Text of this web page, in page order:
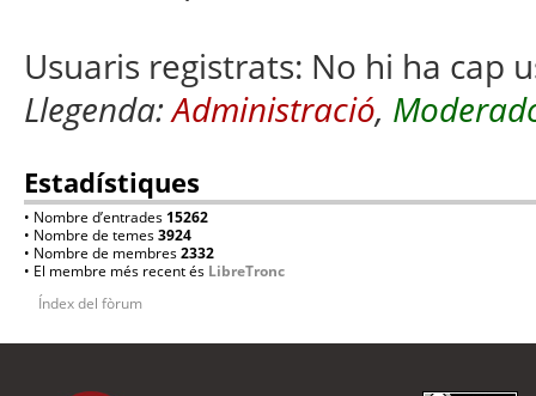
Usuaris registrats: No hi ha cap
Llegenda:Administració,
Estadístiques
• Nombre d’entrades 15262
• Nombre de temes3924
• Nombre de membres2332
• El membre més recent és LibreTronc
Índex del fòrum